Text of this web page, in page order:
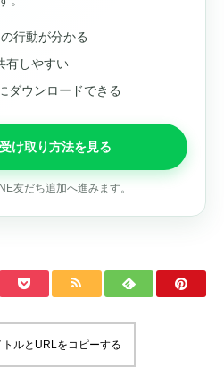
行動が分かる
有しやすい
ダウンロードできる
け取り方法を見る
友だち追加へ進みます。
ルとURLをコピーする